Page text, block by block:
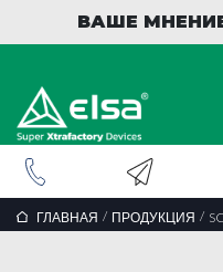
ВАШЕ
ГЛАВНАЯ / ПРОДУКЦИЯ /